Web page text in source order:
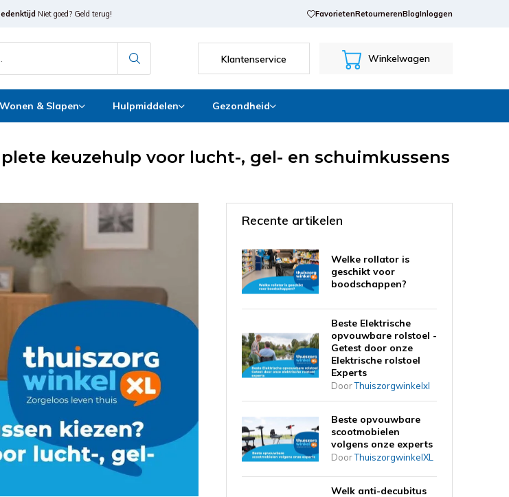
Niet goed? Geld terug! FavorietenRetournerenBlogInloggen
Klantenservice Winkelwagen
Wonen & Slapen Hulpmiddelen Gezondheid
keuzehulp voor lucht-, gel- en schuimkussens
Recente artikelen
Welke rollator is
geschikt voor
boodschappen?
Beste Elektrische
opvouwbare rolstoel -
Getest door onze
Elektrische rolstoel
Experts
DoorThuiszorgwinkelxl
Beste opvouwbare
scootmobielen
volgens onze experts
DoorThuiszorgwinkelXL
Welk anti-decubitus